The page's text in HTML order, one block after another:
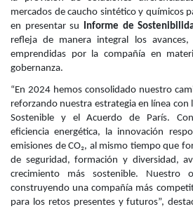
mercados de caucho sintético y químicos
en presentar su Informe de
refleja de manera integral los avances,
emprendidas por la compañía en
gobernanza.
“En 2024 hemos consolidado nuestro
reforzando nuestra estrategia en línea con
Sostenible y el Acuerdo de París.
eficiencia energética, la innovación
emisiones de CO₂, al mismo tiempo que
de seguridad, formación y diversidad,
crecimiento más sostenible. Nuestro
construyendo una compañía más
para los retos presentes y futuros”,